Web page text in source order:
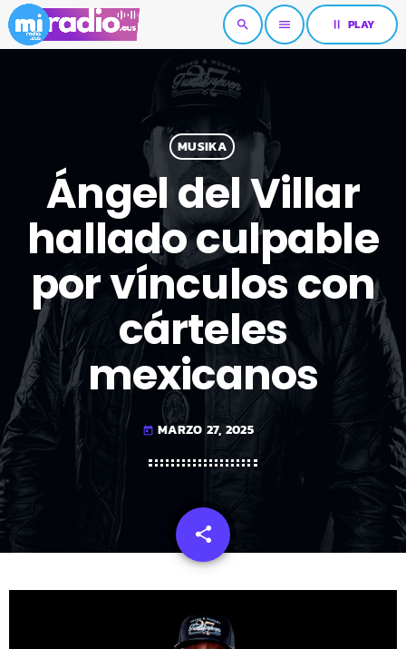
search menu pause PLAY
MUSIKA
Ángel del Villar
hallado culpable
por vínculos con
cárteles
mexicanos
today MARZO 27, 2025
share
email